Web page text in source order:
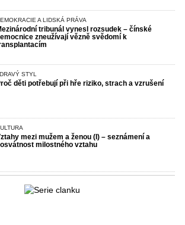
A LIDSKÁ PRÁVA
tribunál vynesl rozsudek – čínské
zneužívají vězně svědomí k
STYL
děti potřebují při hře riziko, strach a vzrušení
mezi mužem a ženou (I) – seznámení a
milostného vztahu